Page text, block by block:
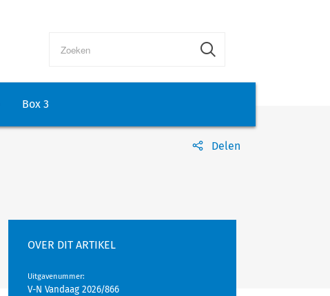
Box 3
Delen
OVER DIT ARTIKEL
Uitgavenummer:
V-N Vandaag 2026/866